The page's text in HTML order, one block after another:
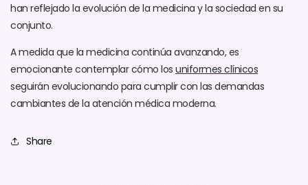
han reflejado la evolución de la medicina y la sociedad en su
conjunto.
A medida que la medicina continúa avanzando, es
emocionante contemplar cómo los uniformes clínicos
seguirán evolucionando para cumplir con las demandas
cambiantes de la atención médica moderna.
Share